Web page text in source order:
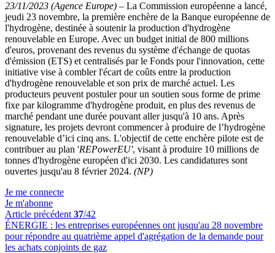
23/11/2023 (Agence Europe) – La Commission européenne a lancé,
jeudi 23 novembre, la première enchère de la Banque européenne de
l'hydrogène, destinée à soutenir la production d'hydrogène
renouvelable en Europe. Avec un budget initial de 800 millions
d'euros, provenant des revenus du système d'échange de quotas
d'émission (ETS) et centralisés par le Fonds pour l'innovation, cette
initiative vise à combler l'écart de coûts entre la production
d'hydrogène renouvelable et son prix de marché actuel. Les
producteurs peuvent postuler pour un soutien sous forme de prime
fixe par kilogramme d'hydrogène produit, en plus des revenus de
marché pendant une durée pouvant aller jusqu'à 10 ans. Après
signature, les projets devront commencer à produire de l’hydrogène
renouvelable d’ici cinq ans. L'objectif de cette enchère pilote est de
contribuer au plan 'REPowerEU', visant à produire 10 millions de
tonnes d'hydrogène européen d'ici 2030. Les candidatures sont
ouvertes jusqu'au 8 février 2024. (NP)
Je me connecte
Je m'abonne
Article précédent 37/42
ÉNERGIE : les entreprises européennes ont jusqu'au 28 novembre
pour répondre au quatrième appel d'agrégation de la demande pour
les achats conjoints de gaz